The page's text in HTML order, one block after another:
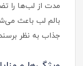
مدت از لب‌ها را
بالم لب باعث
جذاب به نظر